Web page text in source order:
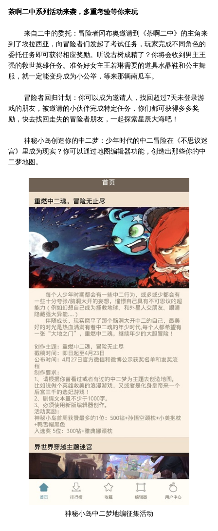
茶啊二中系列活动来袭，多重考验等你来玩
来自二中的委托：冒险者冈布奥邀请到《茶啊二中》的主角来
到了埃拉西亚，向冒险者们发起了考试任务，玩家完成不同角色的
委托任务即可获得相应奖励。听说古树成精了？你将会收到男主王
强的救世英雄任务。准备好女主王若琳需要的道具水晶鞋和公主舞
服，就一定能变身成为小公举，等来那辆南瓜车。
冒险者回归计划：你可以成为邀请人，找回超过7天未登录游
戏的朋友，被邀请的小伙伴完成特定任务，你们都可获得多多奖
励，快去找回走失的冒险者朋友，一起探索星辰大海吧！
神秘小岛创造你的中二梦：少年时代的中二冒险在《不思议迷
宫》里成为现实？你可以通过地图编辑器功能，创造出那些你的中
二梦地图。
神秘小岛中二梦地编征集活动